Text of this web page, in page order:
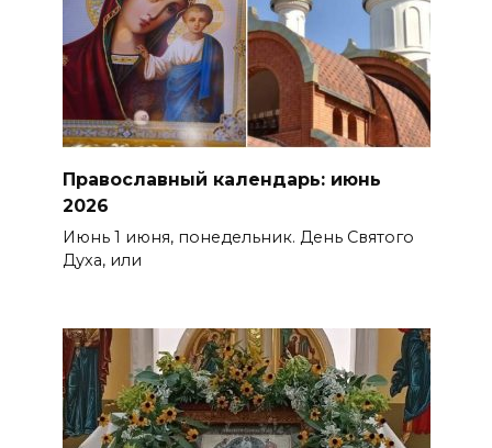
Православный календарь: июнь
2026
Июнь 1 июня, понедельник. День Святого
Духа, или